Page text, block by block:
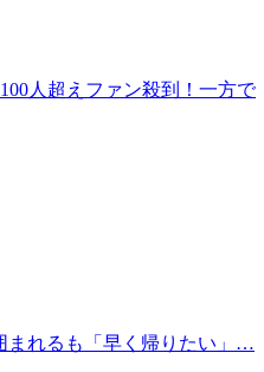
人超えファン殺到！一方で
まれるも「早く帰りたい」…